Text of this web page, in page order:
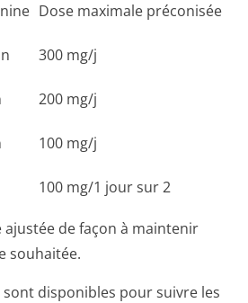
Dose maximale préconisée
300 mg/j
200 mg/j
100 mg/j
100 mg/1 jour sur 2
de façon à maintenir
souhaitée.
disponibles pour suivre les